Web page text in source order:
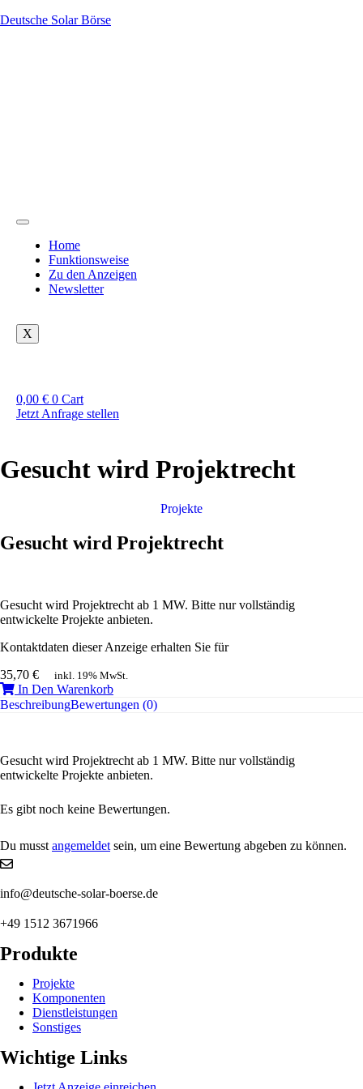
Deutsche Solar Börse
Home
Funktionsweise
Zu den Anzeigen
Newsletter
X
0,00 € 0 Cart
Jetzt Anfrage stellen
Gesucht wird Projektrecht
Projekte
Gesucht wird Projektrecht
Gesucht wird Projektrecht ab 1 MW. Bitte nur vollständig
entwickelte Projekte anbieten.
Kontaktdaten dieser Anzeige erhalten Sie für
35,70 € inkl. 19% MwSt.
In Den Warenkorb
BeschreibungBewertungen (0)
Gesucht wird Projektrecht ab 1 MW. Bitte nur vollständig
entwickelte Projekte anbieten.
Es gibt noch keine Bewertungen.
Du musst angemeldet sein, um eine Bewertung abgeben zu können.
info@deutsche-solar-boerse.de
+49 1512 3671966
Produkte
Projekte
Komponenten
Dienstleistungen
Sonstiges
Wichtige Links